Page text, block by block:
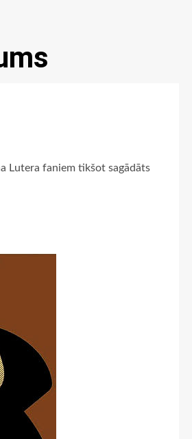
Lutera faniem tikšot sagādāts